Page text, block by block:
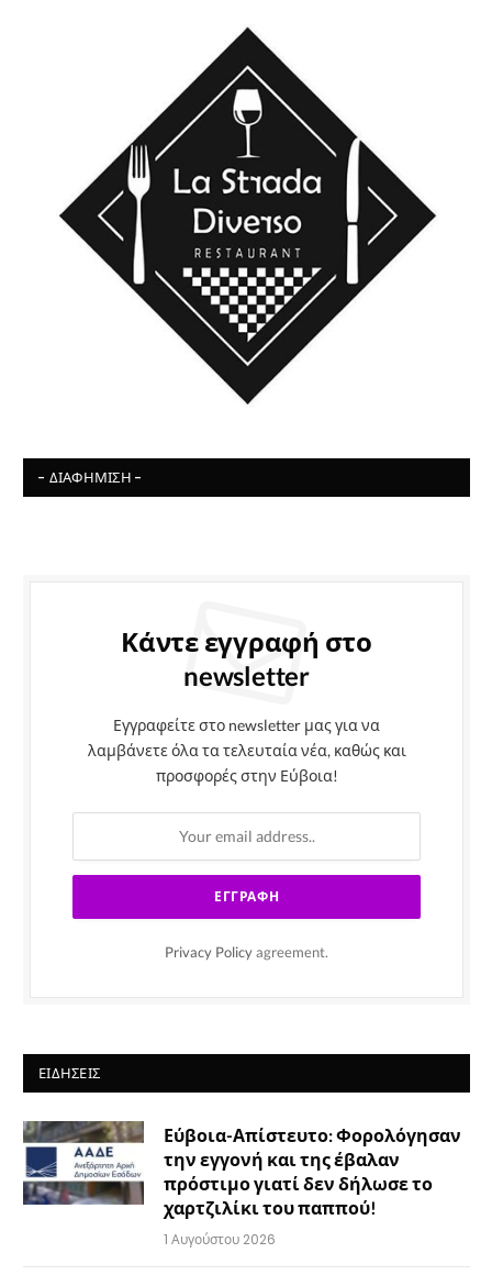
- ΔΙΑΦΉΜΙΣΗ -
Κάντε εγγραφή στο
newsletter
Εγγραφείτε στο newsletter μας για να
λαμβάνετε όλα τα τελευταία νέα, καθώς και
προσφορές στην Εύβοια!
Privacy Policy agreement.
ΕΙΔΉΣΕΙΣ
Εύβοια-Απίστευτο: Φορολόγησαν
την εγγονή και της έβαλαν
πρόστιμο γιατί δεν δήλωσε το
χαρτζιλίκι του παππού!
1 Αυγούστου 2026